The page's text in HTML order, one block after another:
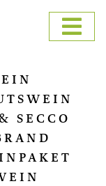
SECCO